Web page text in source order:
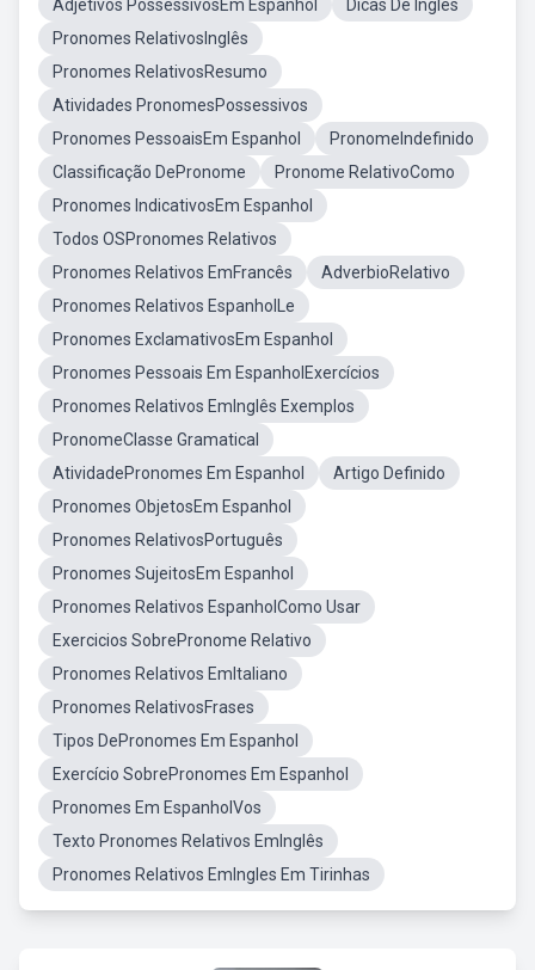
Adjetivos PossessivosEm Espanhol
Dicas De Ingles
Pronomes RelativosInglês
Pronomes RelativosResumo
Atividades PronomesPossessivos
Pronomes PessoaisEm Espanhol
PronomeIndefinido
Classificação DePronome
Pronome RelativoComo
Pronomes IndicativosEm Espanhol
Todos OSPronomes Relativos
Pronomes Relativos EmFrancês
AdverbioRelativo
Pronomes Relativos EspanholLe
Pronomes ExclamativosEm Espanhol
Pronomes Pessoais Em EspanholExercícios
Pronomes Relativos EmInglês Exemplos
PronomeClasse Gramatical
AtividadePronomes Em Espanhol
Artigo Definido
Pronomes ObjetosEm Espanhol
Pronomes RelativosPortuguês
Pronomes SujeitosEm Espanhol
Pronomes Relativos EspanholComo Usar
Exercicios SobrePronome Relativo
Pronomes Relativos EmItaliano
Pronomes RelativosFrases
Tipos DePronomes Em Espanhol
Exercício SobrePronomes Em Espanhol
Pronomes Em EspanholVos
Texto Pronomes Relativos EmInglês
Pronomes Relativos EmIngles Em Tirinhas